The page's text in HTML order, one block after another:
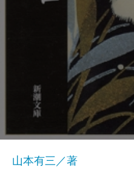
山本有三／著